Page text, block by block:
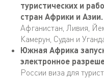
туристических и
стран Африки и Азии.
Афганистан, Ливия,
Камерун, Судан и
Южная Африка
электронное
России виза для